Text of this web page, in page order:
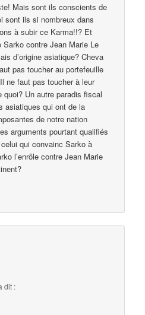
Mais sont ils conscients de
sont ils si nombreux dans
à subir ce Karma!!? Et
Sarko contre Jean Marie Le
d’origine asiatique? Cheva
pas toucher au portefeuille
ne faut pas toucher à leur
Un autre paradis fiscal
asiatiques qui ont de la
de notre nation
arguments pourtant qualifiés
qui convainc Sarko à
l’enrôle contre Jean Marie
dit :